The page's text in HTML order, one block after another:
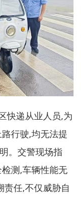
快递从业人员,为
行驶,均无法提
。交警现场指
测,车辆性能无
任,不仅威胁自